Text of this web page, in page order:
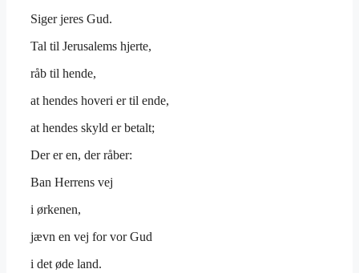
Siger jeres Gud.
Tal til Jerusalems hjerte,
råb til hende,
at hendes hoveri er til ende,
at hendes skyld er betalt;
Der er en, der råber:
Ban Herrens vej
i ørkenen,
jævn en vej for vor Gud
i det øde land.